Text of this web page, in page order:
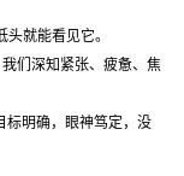
就能看见它。
们深知紧张、疲惫、焦
标明确，眼神笃定，没